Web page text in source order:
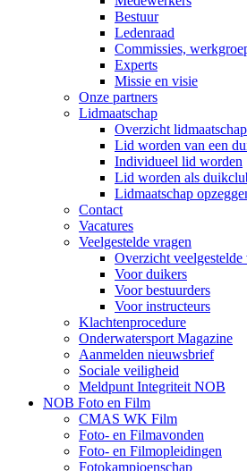
Bestuur
Ledenraad
Commissies,
Experts
Missie en visie
Onze partners
Lidmaatschap
Overzicht
Lid worden van een
Individueel lid worden
Lid worden als
Lidmaatschap
Contact
Vacatures
Veelgestelde vragen
Overzicht veelgestelde
Voor duikers
Voor bestuurders
Voor instructeurs
Klachtenprocedure
Onderwatersport Magazine
Aanmelden nieuwsbrief
Sociale veiligheid
Meldpunt Integriteit NOB
NOB Foto en Film
CMAS WK Film
Foto- en Filmavonden
Foto- en Filmopleidingen
Fotokampioenschap